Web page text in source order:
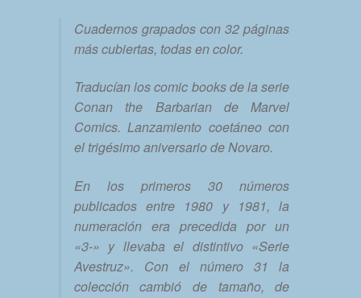
Cuadernos grapados con 32 páginas
más cubiertas, todas en color.
Traducían los comic books de la serie
Conan the Barbarian de Marvel
Comics. Lanzamiento coetáneo con
el trigésimo aniversario de Novaro.
En los primeros 30 números
publicados entre 1980 y 1981, la
numeración era precedida por un
«3-» y llevaba el distintivo «Serie
Avestruz». Con el número 31 la
colección cambió de tamaño, de